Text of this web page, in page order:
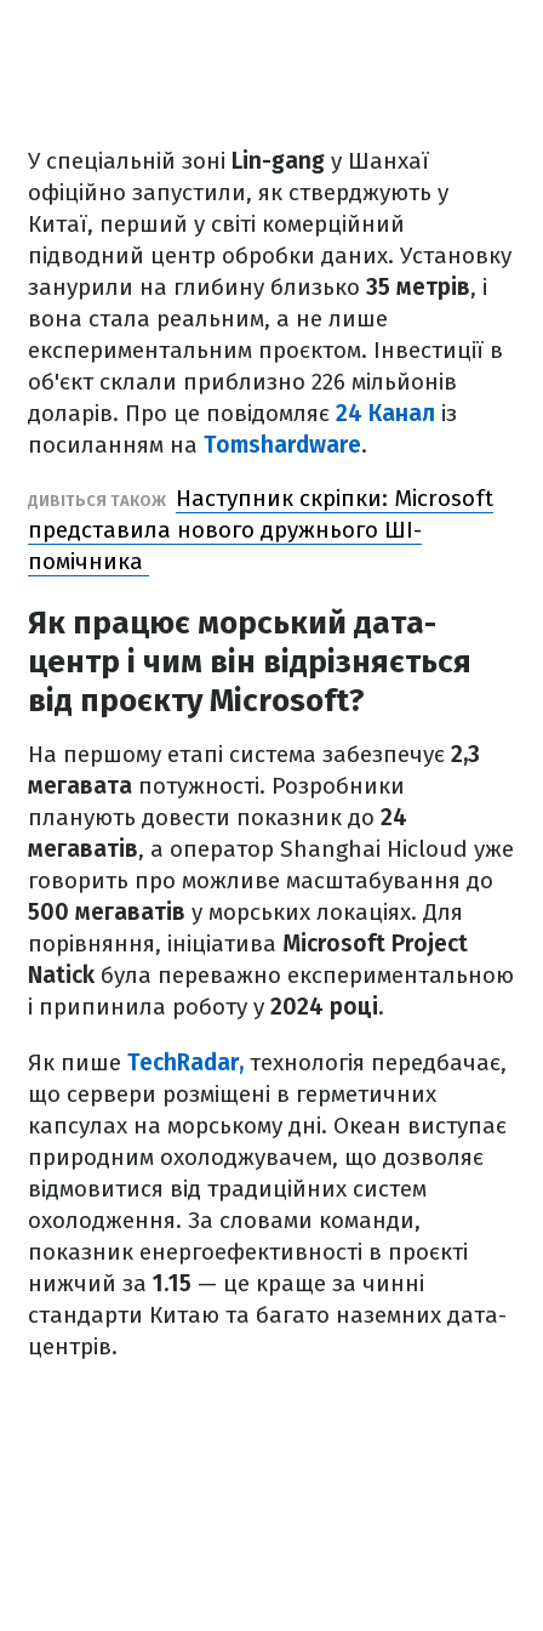
У спеціальній зоні Lin-gang у Шанхаї
офіційно запустили, як стверджують у
Китаї, перший у світі комерційний
підводний центр обробки даних. Установку
занурили на глибину близько 35 метрів, і
вона стала реальним, а не лише
експериментальним проєктом. Інвестиції в
об'єкт склали приблизно 226 мільйонів
доларів. Про це повідомляє 24 Канал із
посиланням на Tomshardware.
ДИВІТЬСЯ ТАКОЖ
Наступник скріпки: Microsoft
представила нового дружнього ШІ-
помічника
Як працює морський дата-
центр і чим він відрізняється
від проєкту Microsoft?
На першому етапі система забезпечує 2,3
мегавата потужності. Розробники
планують довести показник до 24
мегаватів, а оператор Shanghai Hicloud уже
говорить про можливе масштабування до
500 мегаватів у морських локаціях. Для
порівняння, ініціатива Microsoft Project
Natick була переважно експериментальною
і припинила роботу у 2024 році.
Як пише TechRadar, технологія передбачає,
що сервери розміщені в герметичних
капсулах на морському дні. Океан виступає
природним охолоджувачем, що дозволяє
відмовитися від традиційних систем
охолодження. За словами команди,
показник енергоефективності в проєкті
нижчий за 1.15 — це краще за чинні
стандарти Китаю та багато наземних дата-
центрів.